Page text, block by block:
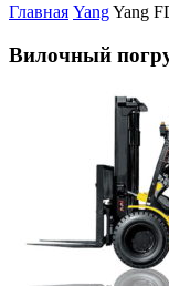
Главная YangYang
Вилочный